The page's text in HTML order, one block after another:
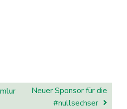
Neuer Sponsor für die
#nullsechser